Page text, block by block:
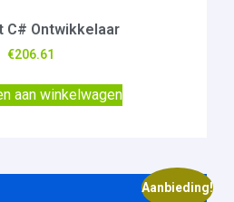
C# Ontwikkelaar
€206.61
aan winkelwagen
Aanbieding!